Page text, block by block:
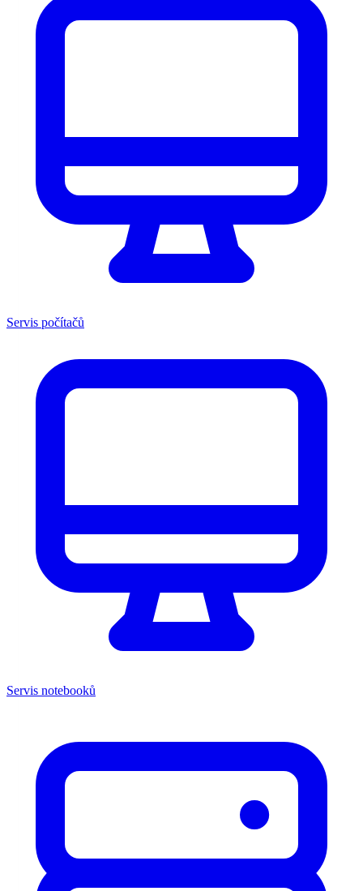
Servis počítačů
Servis notebooků